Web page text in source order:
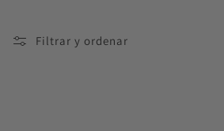
e
Filtrar y ordenar